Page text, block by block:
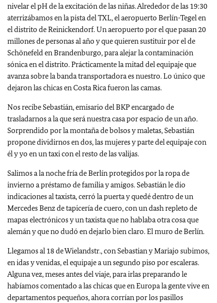
nivelar el pH de la excitación de las niñas. Alrededor de las 19:30
aterrizábamos en la pista del TXL, el aeropuerto Berlín-Tegel en
el distrito de Reinickendorf. Un aeropuerto por el que pasan 20
millones de personas al año y que quieren sustituir por el de
Schönefeld en Brandenburgo, para alejar la contaminación
sónica en el distrito. Prácticamente la mitad del equipaje que
avanza sobre la banda transportadora es nuestro. Lo único que
dejaron las chicas en Costa Rica fueron las camas.
Nos recibe Sebastián, emisario del BKP encargado de
trasladarnos a la que será nuestra casa por espacio de un año.
Sorprendido por la montaña de bolsos y maletas, Sebastián
propone dividirnos en dos, las mujeres y parte del equipaje con
él y yo en un taxi con el resto de las valijas.
Salimos a la noche fría de Berlín protegidos por la ropa de
invierno a préstamo de familia y amigos. Sebastián le dio
indicaciones al taxista, cerró la puerta y quedé dentro de un
Mercedes Benz de tapicería de cuero, con un dash repleto de
mapas electrónicos y un taxista que no hablaba otra cosa que
alemán y que no dudó en dejarlo bien claro. El muro de Berlín.
Llegamos al 18 de Wielandstr., con Sebastian y Mariajo subimos,
en idas y venidas, el equipaje a un segundo piso por escaleras.
Alguna vez, meses antes del viaje, para irlas preparando le
habíamos comentado a las chicas que en Europa la gente vive en
departamentos pequeños, ahora corrían por los pasillos